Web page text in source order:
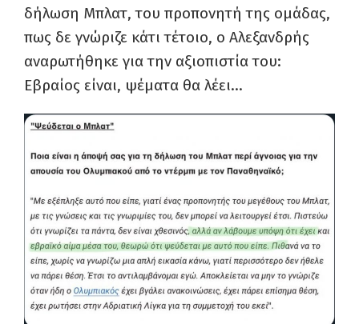
δήλωση Μπλατ, του προπονητή της ομάδας,
πως δε γνώριζε κάτι τέτοιο, ο Αλεξανδρής
αναρωτήθηκε για την αξιοπιστία του:
Εβραίος είναι, ψέματα θα λέει…